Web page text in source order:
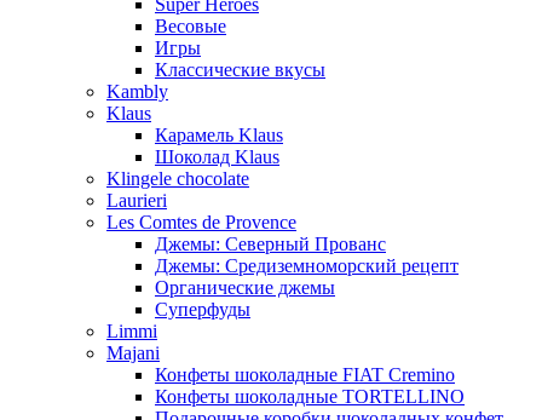
Super Heroes
Весовые
Игры
Классические вкусы
Kambly
Klaus
Карамель Klaus
Шоколад Klaus
Klingele chocolate
Laurieri
Les Comtes de Provence
Джемы: Северный Прованс
Джемы: Средиземноморский рецепт
Органические джемы
Суперфуды
Limmi
Majani
Конфеты шоколадные FIAT Cremino
Конфеты шоколадные TORTELLINO